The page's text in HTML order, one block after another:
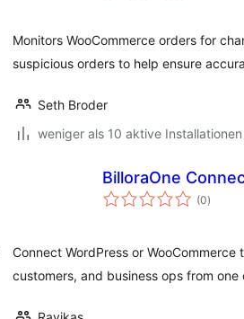
Monitors WooCommerce orders for
suspicious orders to help ensure
Seth Broder
weniger als 10 aktive Installationen
BilloraOne
(0)
Connect WordPress or
customers, and business ops from